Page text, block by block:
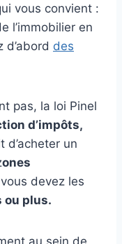
vous convient :
l’immobilier en
d’abord des
pas, la loi Pinel
d’impôts,
d’acheter un
ones
devez les
ou plus.
au sein de